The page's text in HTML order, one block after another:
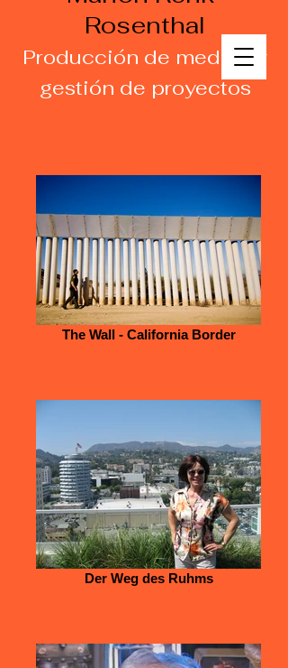
Rosenthal
Producción de medios y
gestión de proyectos
The Wall - California Border
Der Weg des Ruhms